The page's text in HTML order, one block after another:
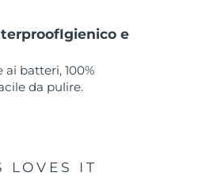
e
ai batteri, 100%
da pulire.
LOVES IT